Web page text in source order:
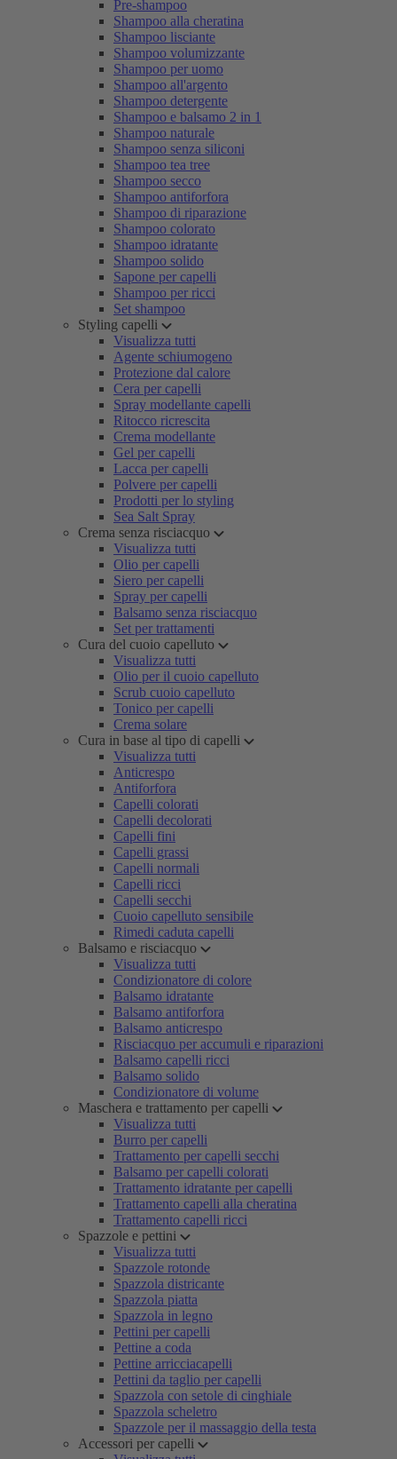
Pre-shampoo
Shampoo alla cheratina
Shampoo lisciante
Shampoo volumizzante
Shampoo per uomo
Shampoo all'argento
Shampoo detergente
Shampoo e balsamo 2 in 1
Shampoo naturale
Shampoo senza siliconi
Shampoo tea tree
Shampoo secco
Shampoo antiforfora
Shampoo di riparazione
Shampoo colorato
Shampoo idratante
Shampoo solido
Sapone per capelli
Shampoo per ricci
Set shampoo
Styling capelli
Visualizza tutti
Agente schiumogeno
Protezione dal calore
Cera per capelli
Spray modellante capelli
Ritocco ricrescita
Crema modellante
Gel per capelli
Lacca per capelli
Polvere per capelli
Prodotti per lo styling
Sea Salt Spray
Crema senza risciacquo
Visualizza tutti
Olio per capelli
Siero per capelli
Spray per capelli
Balsamo senza risciacquo
Set per trattamenti
Cura del cuoio capelluto
Visualizza tutti
Olio per il cuoio capelluto
Scrub cuoio capelluto
Tonico per capelli
Crema solare
Cura in base al tipo di capelli
Visualizza tutti
Anticrespo
Antiforfora
Capelli colorati
Capelli decolorati
Capelli fini
Capelli grassi
Capelli normali
Capelli ricci
Capelli secchi
Cuoio capelluto sensibile
Rimedi caduta capelli
Balsamo e risciacquo
Visualizza tutti
Condizionatore di colore
Balsamo idratante
Balsamo antiforfora
Balsamo anticrespo
Risciacquo per accumuli e riparazioni
Balsamo capelli ricci
Balsamo solido
Condizionatore di volume
Maschera e trattamento per capelli
Visualizza tutti
Burro per capelli
Trattamento per capelli secchi
Balsamo per capelli colorati
Trattamento idratante per capelli
Trattamento capelli alla cheratina
Trattamento capelli ricci
Spazzole e pettini
Visualizza tutti
Spazzole rotonde
Spazzola districante
Spazzola piatta
Spazzola in legno
Pettini per capelli
Pettine a coda
Pettine arricciacapelli
Pettini da taglio per capelli
Spazzola con setole di cinghiale
Spazzola scheletro
Spazzole per il massaggio della testa
Accessori per capelli